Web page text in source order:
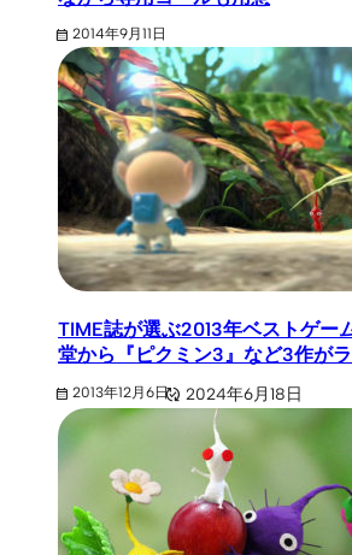
2014年9月11日
TIME誌が選ぶ2013年ベストゲー
堂から『ピクミン3』など3作が
2013年12月6日 2024年6月18日